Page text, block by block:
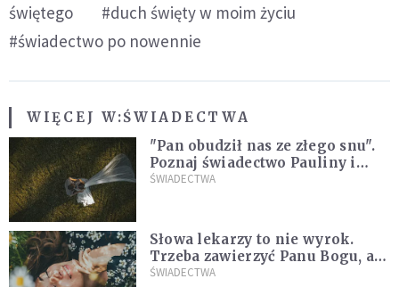
świętego
#duch święty w moim życiu
#świadectwo po nowennie
WIĘCEJ W:ŚWIADECTWA
"Pan obudził nas ze złego snu".
Poznaj świadectwo Pauliny i
Marcina, którzy są razem dzięki
ŚWIADECTWA
Słowa lekarzy to nie wyrok.
Trzeba zawierzyć Panu Bogu, a
On wszystkim się zajmie
ŚWIADECTWA